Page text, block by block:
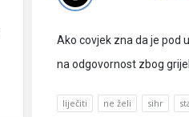
Latest
Pitanja
Ako covjek zna da je pod
na odgovornost zbog
liječiti ne želi sihr